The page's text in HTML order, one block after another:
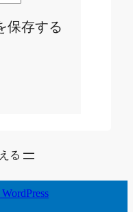
保存する
る